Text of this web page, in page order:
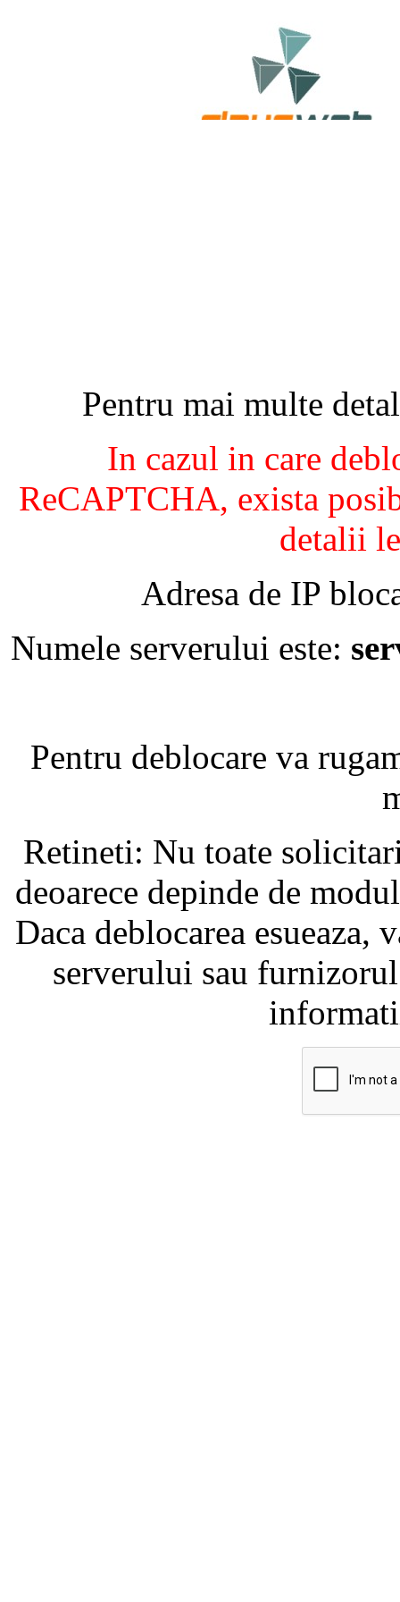
Pentru mai multe
In cazul in care
ReCAPTCHA, exista
detalii
Adresa de IP
Numele serverului este:
Pentru deblocare va
Retineti: Nu toate
deoarece depinde de
Daca deblocarea
serverului sau